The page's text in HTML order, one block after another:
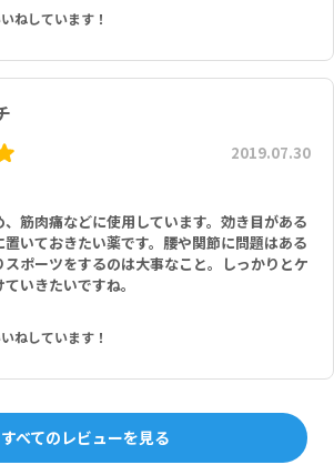
ねしています！
2019.07.30
筋肉痛などに使用しています。効き目がある
置いておきたい薬です。腰や関節に問題はある
スポーツをするのは大事なこと。しっかりとケ
いきたいですね。
ねしています！
すべてのレビューを見る